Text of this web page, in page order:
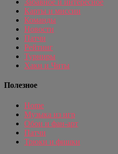
Забавное и интересное
Карты и миссии
Команды
Новости
Патчи
Рейтинг
Турниры
Хаки и Читы
Полезное
Home
Музыка из игр
Обои и фан-арт
Патчи
Трюки и фишки